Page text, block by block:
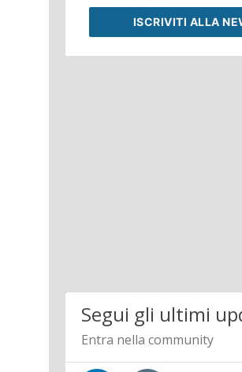
ISCRIVITI ALLA
Segui gli ultimi
Entra nella community